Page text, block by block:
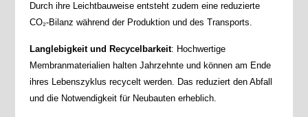
Durch ihre Leichtbauweise entsteht zudem eine reduzierte
CO₂-Bilanz während der Produktion und des Transports.
Langlebigkeit und Recycelbarkeit: Hochwertige
Membranmaterialien halten Jahrzehnte und können am Ende
ihres Lebenszyklus recycelt werden. Das reduziert den Abfall
und die Notwendigkeit für Neubauten erheblich.